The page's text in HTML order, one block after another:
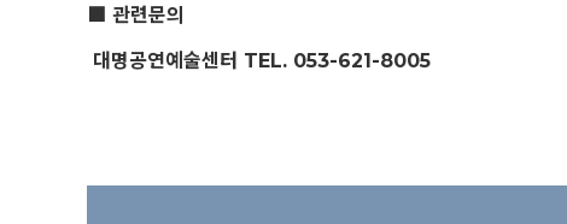
■ 관련문의
대명공연예술센터 TEL. 053-621-8005